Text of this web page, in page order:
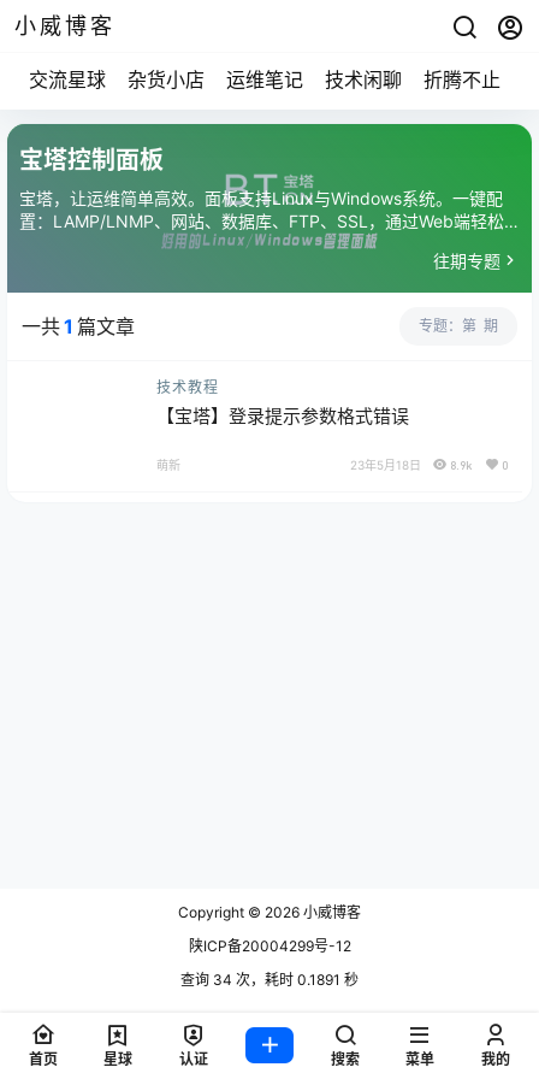
小威博客
交流星球 杂货小店 运维笔记 技术闲聊 折腾不止
宝塔控制面板
宝塔，让运维简单高效。面板支持Linux与Windows系统。一键配
置：LAMP/LNMP、网站、数据库、FTP、SSL，通过Web端轻松
往期专题
一共1 篇文章 专题：第 期
技术教程
【宝塔】登录提示参数格式错误
萌新 23年5月18日 8.9k 0
Copyright © 2026 小威博客
陕ICP备20004299号-12
查询 34 次，耗时 0.1891 秒
首页 星球 认证 搜索 菜单 我的